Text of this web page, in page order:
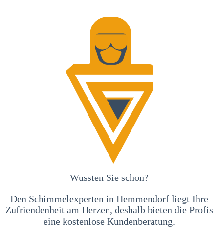
Wussten Sie schon?
Den Schimmelexperten in Hemmendorf liegt Ihre
Zufriendenheit am Herzen, deshalb bieten die Profis
eine kostenlose Kundenberatung.